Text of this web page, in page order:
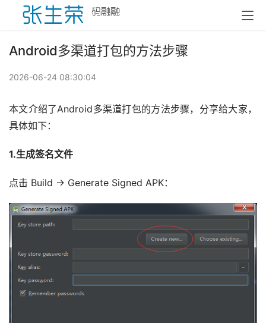
Android多渠道打包的方法步骤
2026-06-24 08:30:04
本文介绍了Android多渠道打包的方法步骤，分享给大家，
具体如下：
1.生成签名文件
点击 Build -> Generate Signed APK：